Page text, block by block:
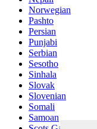
Norwegian
Pashto
Persian
Punjabi
Serbian
Sesotho
Sinhala
Slovak
Slovenian
Somali
Samoan